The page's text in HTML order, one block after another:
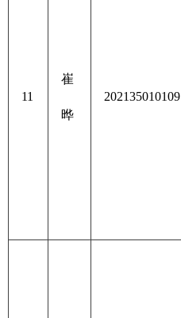
11
崔
晔
202135010109